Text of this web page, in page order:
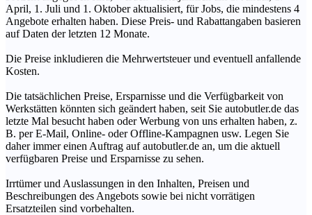
April, 1. Juli und 1. Oktober aktualisiert, für Jobs, die mindestens 4
Angebote erhalten haben. Diese Preis- und Rabattangaben basieren
auf Daten der letzten 12 Monate.
Die Preise inkludieren die Mehrwertsteuer und eventuell anfallende
Kosten.
Die tatsächlichen Preise, Ersparnisse und die Verfügbarkeit von
Werkstätten könnten sich geändert haben, seit Sie autobutler.de das
letzte Mal besucht haben oder Werbung von uns erhalten haben, z.
B. per E-Mail, Online- oder Offline-Kampagnen usw. Legen Sie
daher immer einen Auftrag auf autobutler.de an, um die aktuell
verfügbaren Preise und Ersparnisse zu sehen.
Irrtümer und Auslassungen in den Inhalten, Preisen und
Beschreibungen des Angebots sowie bei nicht vorrätigen
Ersatzteilen sind vorbehalten.